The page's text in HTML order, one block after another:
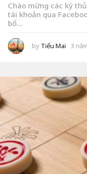
Chào mừng các kỳ
tài khoản qua
bổ...
by Tiểu Mai 3